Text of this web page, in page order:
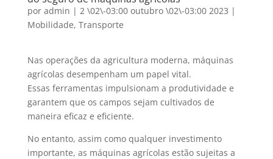
por admin | 2 \02\-03:00 outubro \02\-03:00 2023 |
Mobilidade, Transporte
Nas operações da agricultura moderna, máquinas
agrícolas desempenham um papel vital.
Essas ferramentas impulsionam a produtividade e
garantem que os campos sejam cultivados de
maneira eficaz e eficiente.
No entanto, assim como qualquer investimento
importante, as máquinas agrícolas estão sujeitas a